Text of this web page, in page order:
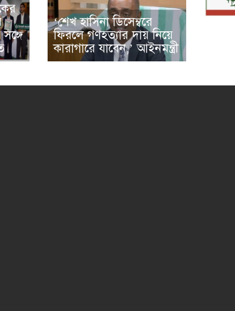
‘শেখ হাসিনা ডিসেম্বরে
ফিরলে গণহত্যার দায় নিয়ে
কারাগারে যাবেন,’ আইনমন্ত্রী